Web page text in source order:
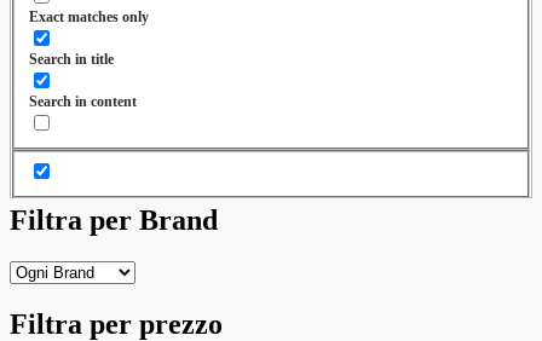
Exact matches only
Search in title
Search in content
Filtra per Brand
Filtra per prezzo